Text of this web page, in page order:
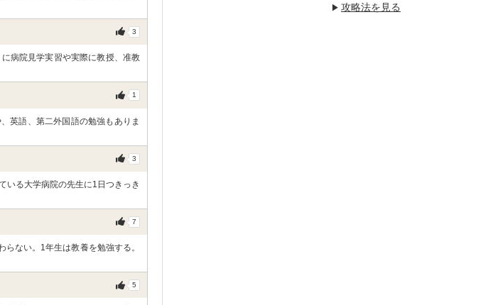
3
病院見学実習や実際に教授、准教
1
英語、第二外国語の勉強もありま
3
いる大学病院の先生に1日つきっき
7
ない。1年生は教養を勉強する。
5
攻略法を見る